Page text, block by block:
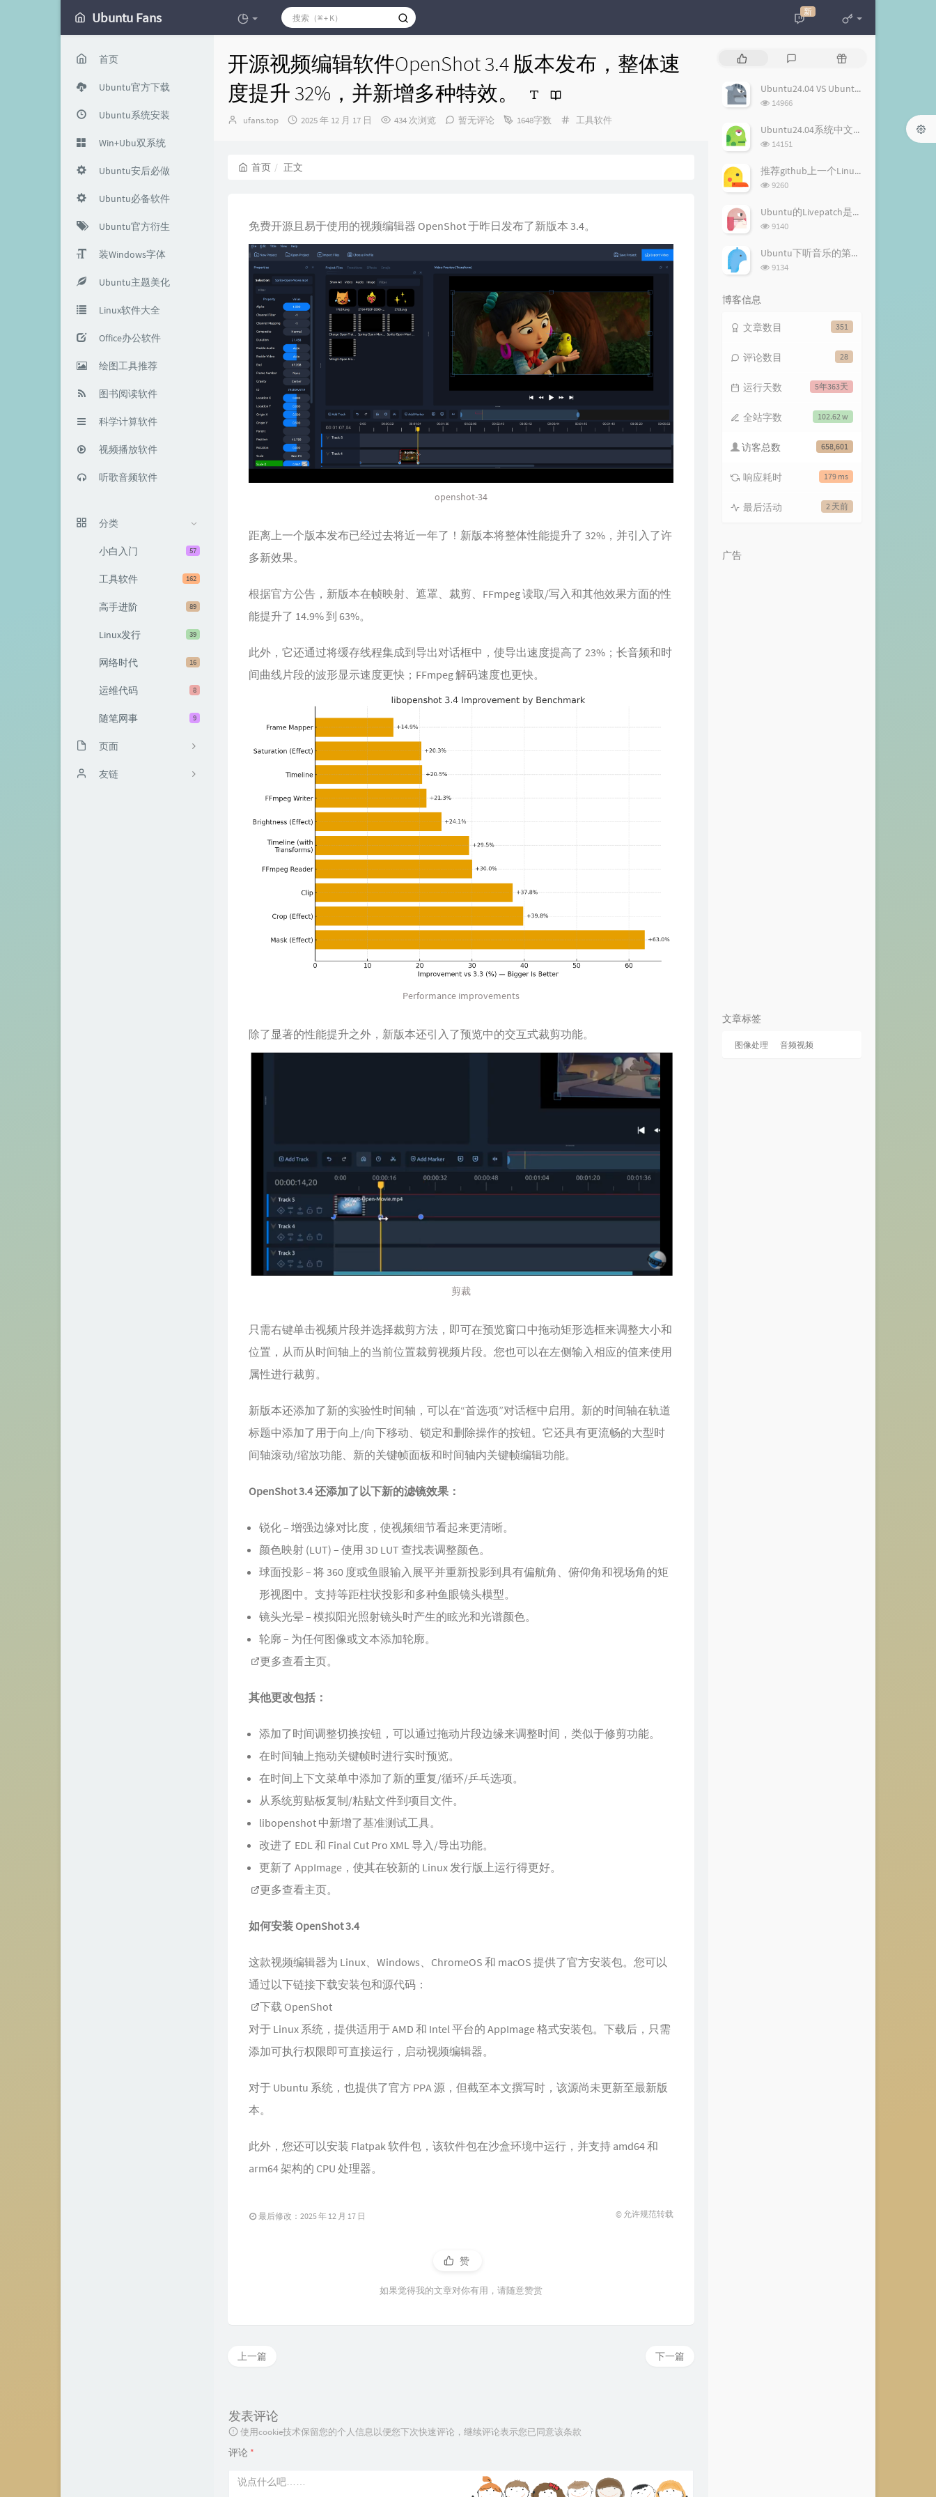
Ubuntu Fans 新
首页
Ubuntu官方下载
Ubuntu系统安装
Win+Ubu双系统
Ubuntu安后必做
Ubuntu必备软件
Ubuntu官方衍生
装Windows字体
Ubuntu主题美化
Linux软件大全
Office办公软件
绘图工具推荐
图书阅读软件
科学计算软件
视频播放软件
听歌音频软件
分类
57
小白入门
162
工具软件
89
高手进阶
39
Linux发行
16
网络时代
8
运维代码
9
随笔网事
页面
友情链接
友链
开源视频编辑软件OpenShot 3.4 版本发布，整体速
度提升 32%，并新增多种特效。
博
ufans.top
发
2025 年 12 月 17 日 434 次浏览 暂无评论 1648字数
分
工具软件
首页 正文
免费开源且易于使用的视频编辑器 OpenShot 于昨日发布了新版本 3.4。
openshot-34
距离上一个版本发布已经过去将近一年了！新版本将整体性能提升了 32%，并引入了许
多新效果。
根据官方公告，新版本在帧映射、遮罩、裁剪、FFmpeg 读取/写入和其他效果方面的性
能提升了 14.9% 到 63%。
此外，它还通过将缓存线程集成到导出对话框中，使导出速度提高了 23%；长音频和时
间曲线片段的波形显示速度更快；FFmpeg 解码速度也更快。
Performance improvements
除了显著的性能提升之外，新版本还引入了预览中的交互式裁剪功能。
剪裁
只需右键单击视频片段并选择裁剪方法，即可在预览窗口中拖动矩形选框来调整大小和
位置，从而从时间轴上的当前位置裁剪视频片段。您也可以在左侧输入相应的值来使用
属性进行裁剪。
新版本还添加了新的实验性时间轴，可以在“首选项”对话框中启用。新的时间轴在轨道
标题中添加了用于向上/向下移动、锁定和删除操作的按钮。它还具有更流畅的大型时
间轴滚动/缩放功能、新的关键帧面板和时间轴内关键帧编辑功能。
OpenShot 3.4 还添加了以下新的滤镜效果：
锐化 – 增强边缘对比度，使视频细节看起来更清晰。
颜色映射 (LUT) – 使用 3D LUT 查找表调整颜色。
球面投影 – 将 360 度或鱼眼输入展平并重新投影到具有偏航角、俯仰角和视场角的矩
形视图中。支持等距柱状投影和多种鱼眼镜头模型。
镜头光晕 – 模拟阳光照射镜头时产生的眩光和光谱颜色。
轮廓 – 为任何图像或文本添加轮廓。
更多查看主页。
其他更改包括：
添加了时间调整切换按钮，可以通过拖动片段边缘来调整时间，类似于修剪功能。
在时间轴上拖动关键帧时进行实时预览。
在时间上下文菜单中添加了新的重复/循环/乒乓选项。
从系统剪贴板复制/粘贴文件到项目文件。
libopenshot 中新增了基准测试工具。
改进了 EDL 和 Final Cut Pro XML 导入/导出功能。
更新了 AppImage，使其在较新的 Linux 发行版上运行得更好。
更多查看主页。
如何安装 OpenShot 3.4
这款视频编辑器为 Linux、Windows、ChromeOS 和 macOS 提供了官方安装包。您可以
通过以下链接下载安装包和源代码：
下载 OpenShot
对于 Linux 系统，提供适用于 AMD 和 Intel 平台的 AppImage 格式安装包。下载后，只需
添加可执行权限即可直接运行，启动视频编辑器。
对于 Ubuntu 系统，也提供了官方 PPA 源，但截至本文撰写时，该源尚未更新至最新版
本。
此外，您还可以安装 Flatpak 软件包，该软件包在沙盒环境中运行，并支持 amd64 和
arm64 架构的 CPU 处理器。
最后修改：2025 年 12 月 17 日 © 允许规范转载
赞
如果觉得我的文章对你有用，请随意赞赏
下一篇
上一篇
发表评论
使用cookie技术保留您的个人信息以便您下次快速评论，继续评论表示您已同意该条款
评论 *
评
随
文Ubuntu24.04 VS Ubuntu22.04 LTS版的不同，值不值得升级？
浏
次
14966
Ubuntu24.04系统中文输入升级玩法——雾凇拼音（Rime 配置）
浏
次
数:
14151
推荐github上一个Linux软件合集——超赞的 Linux 软件
浏
次
9260
Ubuntu的Livepatch是什么，有什么用？
浏
次
9140
Ubuntu下听音乐的第一选择：Listen 1 多平台音乐播放器，所有免费音乐一应俱全！
浏
9134
博客信息
351
文章数目
28
评论数目
5年363天
运行天数
102.62 w
全站字数
658,601
访客总数
179 ms
响应耗时
2 天前
最后活动
广告
文章标签
图像处理 音频视频